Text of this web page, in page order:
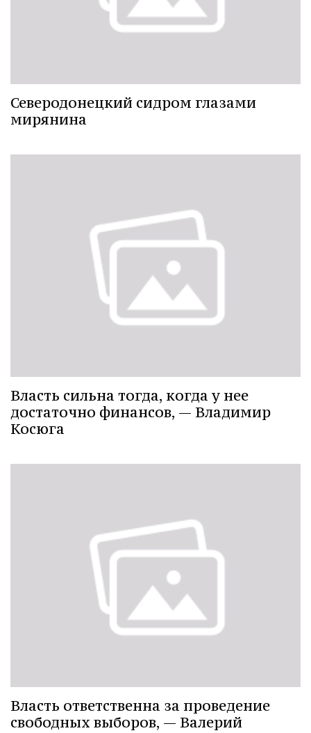
Северодонецкий сидром глазами
мирянина
Власть сильна тогда, когда у нее
достаточно финансов, — Владимир
Косюга
Власть ответственна за проведение
свободных выборов, — Валерий